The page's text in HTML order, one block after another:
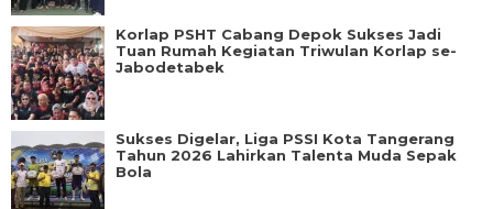
Korlap PSHT Cabang Depok Sukses Jadi
Tuan Rumah Kegiatan Triwulan Korlap se-
Jabodetabek
Sukses Digelar, Liga PSSI Kota Tangerang
Tahun 2026 Lahirkan Talenta Muda Sepak
Bola